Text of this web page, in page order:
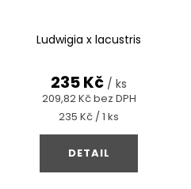
Ludwigia x lacustris
209,82 Kč bez DPH
235 Kč / ks
Měrná
cena:
235 Kč / 1 ks
DETAIL